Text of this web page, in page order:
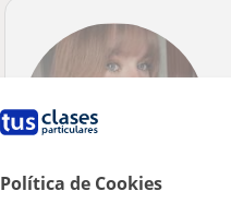
Política de Cookies